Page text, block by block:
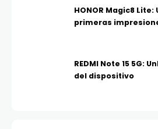
HONOR Magic8 Lite:
primeras
REDMI Note 15 5G:
del dispositivo